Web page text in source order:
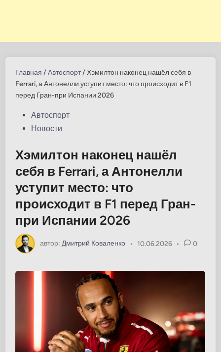
Главная /Автоспорт/Хэмилтон наконец нашёл себя в
Ferrari, а Антонелли уступит место: что происходит в F1
перед Гран-при Испании 2026
Опубликовано
Автоспорт
Новости
Хэмилтон наконец нашёл
себя в Ferrari, а Антонелли
уступит место: что
происходит в F1 перед Гран-
при Испании 2026
автор:Дмитрий Коваленко • 10.06.2026 • 0